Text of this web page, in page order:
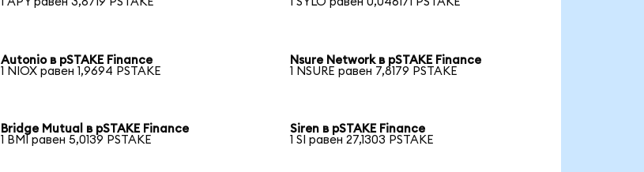
Autonio в pSTAKE Finance
1 NIOX равен 1,9694 PSTAKE
Nsure Network в pSTAKE Finance
1 NSURE равен 7,8179 PSTAKE
Bridge Mutual в pSTAKE Finance
1 BMI равен 5,0139 PSTAKE
Siren в pSTAKE Finance
1 SI равен 27,1303 PSTAKE